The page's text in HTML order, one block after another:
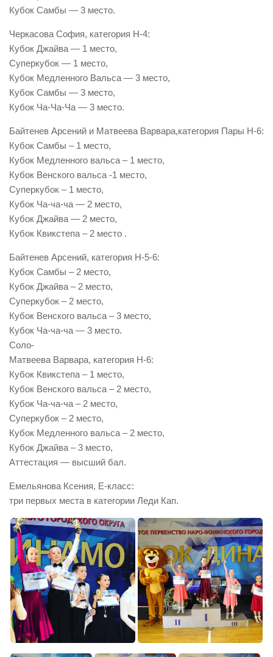
Кубок Самбы — 3 место.
Черкасова София, категория Н-4:
Кубок Джайва — 1 место,
Суперкубок — 1 место,
Кубок Медленного Вальса — 3 место,
Кубок Самбы — 3 место,
Кубок Ча-Ча-Ча — 3 место.
Байтенев Арсений и Матвеева Варвара,категория Пары Н-6:
Кубок Самбы – 1 место,
Кубок Медленного вальса – 1 место,
Кубок Венского вальса -1 место,
Суперкубок – 1 место,
Кубок Ча-ча-ча — 2 место,
Кубок Джайва — 2 место,
Кубок Квикстепа – 2 место .
Байтенев Арсений, категория Н-5-6:
Кубок Самбы – 2 место,
Кубок Джайва – 2 место,
Суперкубок – 2 место,
Кубок Венского вальса – 3 место,
Кубок Ча-ча-ча — 3 место.
Соло-
Матвеева Варвара, категория Н-6:
Кубок Квикстепа – 1 место,
Кубок Венского вальса – 2 место,
Кубок Ча-ча-ча – 2 место,
Суперкубок – 2 место,
Кубок Медленного вальса – 2 место,
Кубок Джайва – 3 место,
Аттестация — высший бал.
Емельянова Ксения, Е-класс:
три первых места в категории Леди Кап.